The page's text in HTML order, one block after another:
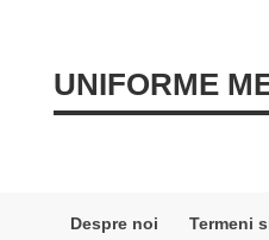
UNIFORME
Despre noi Termeni